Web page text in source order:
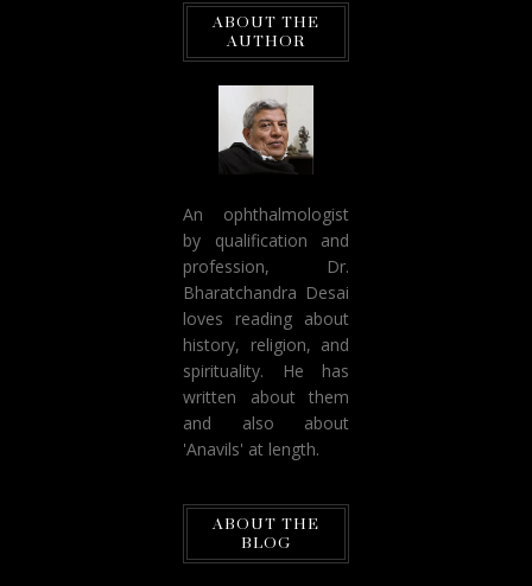
ABOUT THE
AUTHOR
An ophthalmologist
by qualification and
profession, Dr.
Bharatchandra Desai
loves reading about
history, religion, and
spirituality. He has
written about them
and also about
'Anavils' at length.
ABOUT THE
BLOG